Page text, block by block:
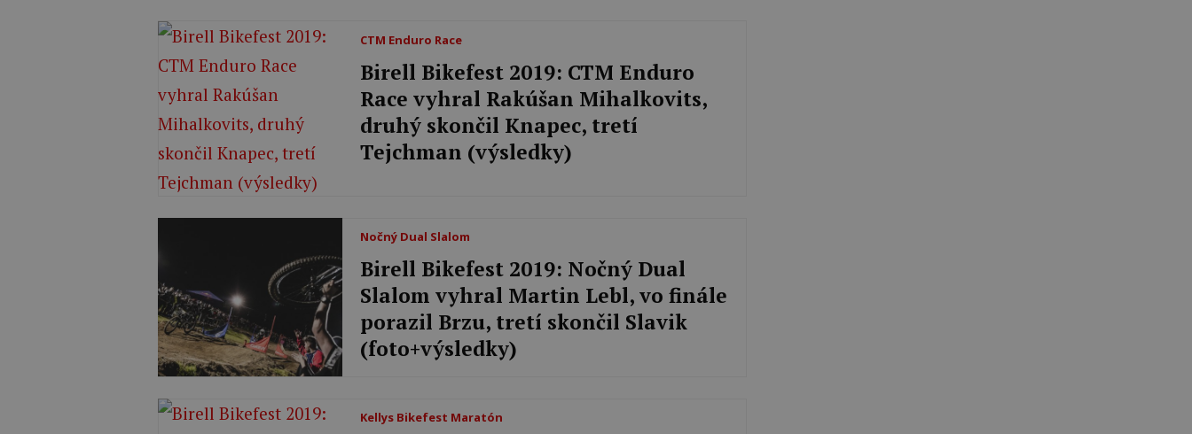
CTM Enduro Race
Birell Bikefest 2019: CTM Enduro
Race vyhral Rakúšan Mihalkovits,
druhý skončil Knapec, tretí
Tejchman (výsledky)
Nočný Dual Slalom
Birell Bikefest 2019: Nočný Dual
Slalom vyhral Martin Lebl, vo finále
porazil Brzu, tretí skončil Slavik
(foto+výsledky)
Kellys Bikefest Maratón